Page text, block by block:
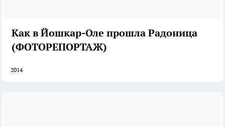
Как в Йошкар-Оле прошла Радоница
(ФОТОРЕПОРТАЖ)
2014